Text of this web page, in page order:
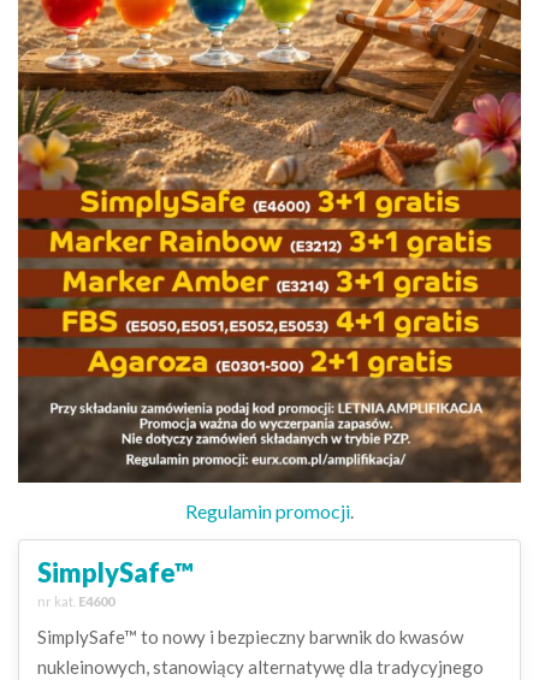
Regulamin promocji.
SimplySafe™
nr kat. E4600
SimplySafe™ to nowy i bezpieczny barwnik do kwasów
nukleinowych, stanowiący alternatywę dla tradycyjnego